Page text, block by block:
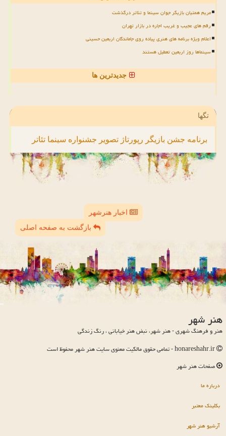
مریم همتیان بازیگر جوان سینما و تئاتر درگذشت
رقم های عجیب و غریب اجاره در بازار تهران
اعلام ویژه برنامه های هنری پیاده روی جاماندگان اربعین حسینی
سینماها روز اربعین تعطیل هستند
جدیدترین ها
تگها
برنامه جشن بازیگر رپورتاژ تصویر جشنواره سینما تئاتر
اخبار هنرشهر
بازگشت به صفحه اصلی
هنر شهر
هنر و فرهنگ شهری - هنر شهر، نبض هنر خیابانی ، رنگ زندگی
صفحات هنر شهر
درباره ما
بکلینک معتبر
آرشیو هنر شهر